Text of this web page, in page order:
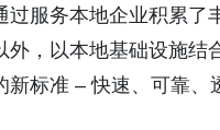
过服务本地企业积累了
外，以本地基础设施结
新标准 – 快速、可靠、